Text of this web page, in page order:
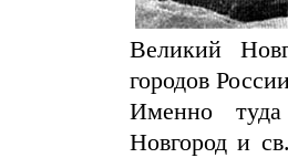
Великий
городов
Именно
Новгород и